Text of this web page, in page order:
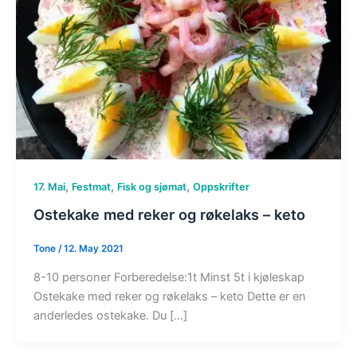
17. Mai, Festmat, Fisk og sjømat, Oppskrifter
Ostekake med reker og røkelaks – keto
Tone /12. May 2021
8-10 personer Forberedelse:1t Minst 5t i kjøleskap
Ostekake med reker og røkelaks – keto Dette er en
anderledes ostekake. Du […]